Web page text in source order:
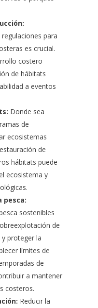
para
es crucial.
costero
de hábitats
a eventos
Donde sea
de
ecosistemas
de
hábitats puede
ecosistema y
pesca:
sostenibles
de
proteger la
límites de
de
a mantener
costeros.
Reducir la